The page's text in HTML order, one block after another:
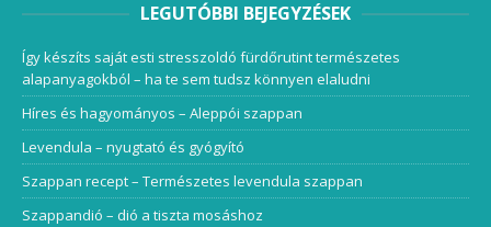
LEGUTÓBBI BEJEGYZÉSEK
Így készíts saját esti stresszoldó fürdőrutint természetes
alapanyagokból – ha te sem tudsz könnyen elaludni
Híres és hagyományos – Aleppói szappan
Levendula – nyugtató és gyógyító
Szappan recept – Természetes levendula szappan
Szappandió – dió a tiszta mosáshoz